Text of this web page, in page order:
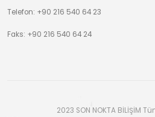
Telefon: +90 216 540 64 23
Faks: +90 216 540 64 24
2023 SON NOKTA BİLİŞİM